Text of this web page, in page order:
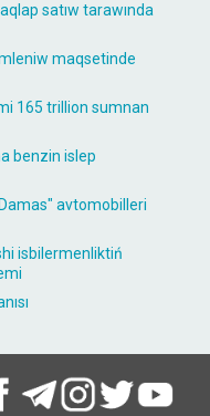
satıw tarawında
maqsetinde
165 trillion sumnan
benzin islep
avtomobilleri
isbilermenliktiń